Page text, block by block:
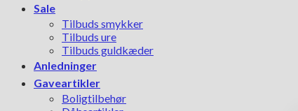
Sale
Tilbuds smykker
Tilbuds ure
Tilbuds guldkæder
Anledninger
Gaveartikler
Boligtilbehør